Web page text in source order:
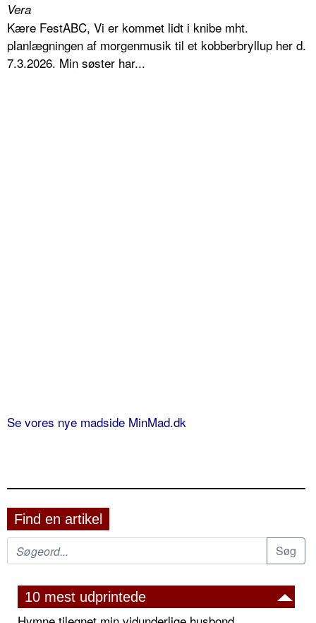
Vera
Kære FestABC, Vi er kommet lidt i knibe mht.
planlægningen af morgenmusik til et kobberbryllup her d.
7.3.2026. Min søster har...
Se vores nye madside MinMad.dk
Find en artikel
10 mest udprintede